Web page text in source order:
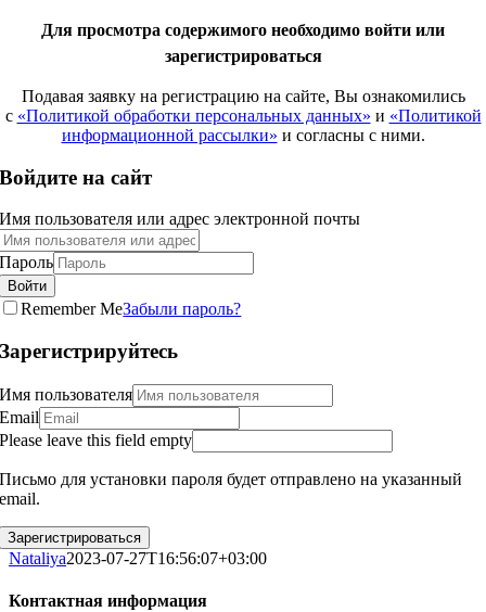
Для просмотра содержимого необходимо войти или
зарегистрироваться
Подавая заявку на регистрацию на сайте, Вы ознакомились
с «Политикой обработки персональных данных» и «Политикой
информационной рассылки» и согласны с ними.
Войдите на сайт
Имя пользователя или адрес электронной почты
Пароль
Войти
Remember MeЗабыли пароль?
Зарегистрируйтесь
Имя пользователя
Email
Please leave this field empty
Письмо для установки пароля будет отправлено на указанный
email.
Зарегистрироваться
Nataliya2023-07-27T16:56:07+03:00
Контактная информация